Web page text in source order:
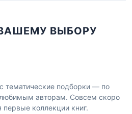
ВЫБОРУ
тематические подборки — по
авторам. Совсем скоро
первые коллекции книг.